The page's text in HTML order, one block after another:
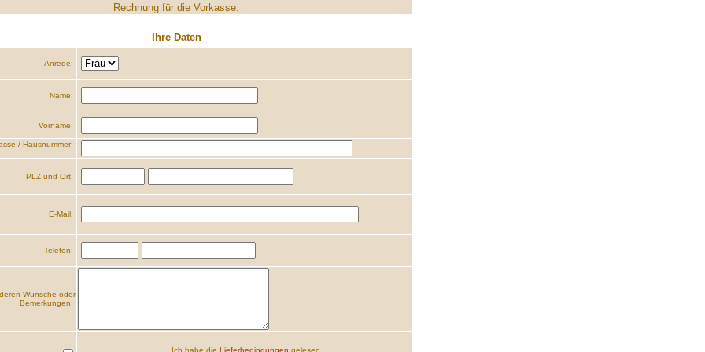
Rechnung für die Vorkasse.
Ihre Daten
Anrede:
Name:
Vorname:
/ Hausnummer:
PLZ und Ort:
E-Mail:
Telefon:
Wünsche oder
Bemerkungen:
Ich habe die Lieferbedingungen gelesen